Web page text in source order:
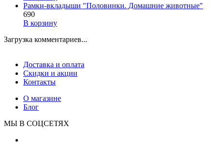
Рамки-вкладыши "Половинки. Домашние животные"
690
В корзину
Загрузка комментариев...
Доставка и оплата
Скидки и акции
Контакты
О магазине
Блог
МЫ В СОЦСЕТЯХ